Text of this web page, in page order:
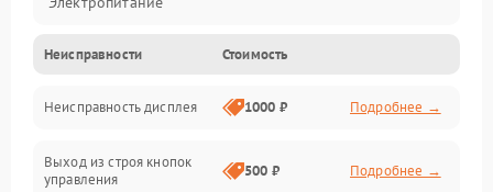
Измерения
Индикация
Механические повреждения
Неисправности Стоимость
Неисправность дисплея 1000 ₽ Подробнее →
Выход из строя кнопок
управления
500 ₽ Подробнее →